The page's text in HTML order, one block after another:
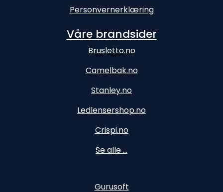
Personvernerklæring
Våre brandsider
Brusletto.no
Camelbak.no
Stanley.no
Ledlensershop.no
Crispi.no
Se alle ...
Gurusoft